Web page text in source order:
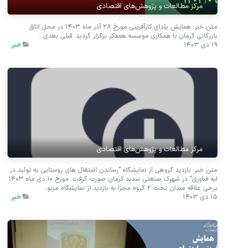
مرکز مطالعات و پژوهش‌های اقتصادی
متن خبر: همایش یلدای کارآفرینی مورخ 28 آذر ماه 1403 در محل اتاق
بازرگانی کرمان با همکاری موسسه همفکر برگزار گردید. قبلی بعدی...
19 دی 1403
خبر
مرکز مطالعات و پژوهش‌های اقتصادی
متن خبر: بازدید گروهی از نمایشگاه "رساندن اشتغال های روستایی به تولید در
لبه فناوری" در شهرک صنعتی سدید کرمان صورت گرفت. مورخ 10 دی ماه 1403
برخی علاقه مندان تحت 2 گروه مجزا به بازدید از نمایشگاه مربو...
15 دی 1403
خبر